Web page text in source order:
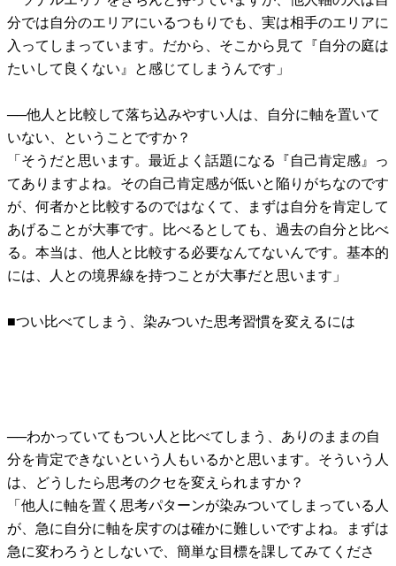
分では自分のエリアにいるつもりでも、実は相手のエリアに
入ってしまっています。だから、そこから見て『自分の庭は
たいして良くない』と感じてしまうんです」
──他人と比較して落ち込みやすい人は、自分に軸を置いて
いない、ということですか？
「そうだと思います。最近よく話題になる『自己肯定感』っ
てありますよね。その自己肯定感が低いと陥りがちなのです
が、何者かと比較するのではなくて、まずは自分を肯定して
あげることが大事です。比べるとしても、過去の自分と比べ
る。本当は、他人と比較する必要なんてないんです。基本的
には、人との境界線を持つことが大事だと思います」
■つい比べてしまう、染みついた思考習慣を変えるには
──わかっていてもつい人と比べてしまう、ありのままの自
分を肯定できないという人もいるかと思います。そういう人
は、どうしたら思考のクセを変えられますか？
「他人に軸を置く思考パターンが染みついてしまっている人
が、急に自分に軸を戻すのは確かに難しいですよね。まずは
急に変わろうとしないで、簡単な目標を課してみてくださ